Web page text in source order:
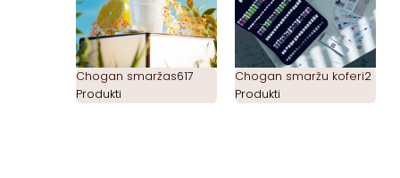
Chogan smaržas617
Produkti
Chogan smaržu koferi2
Produkti